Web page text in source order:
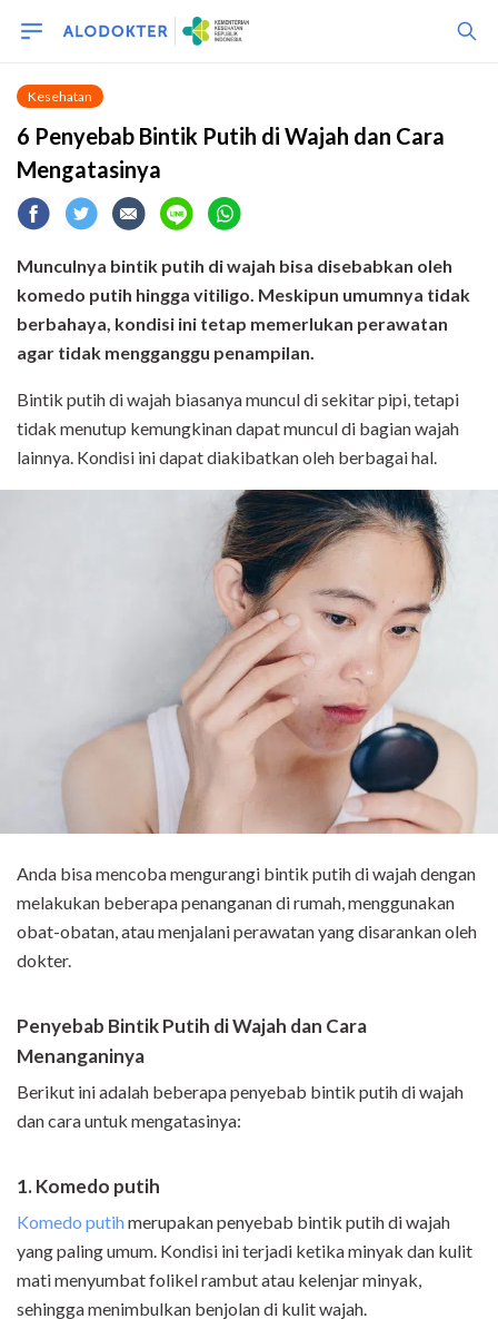
Kesehatan
6 Penyebab Bintik Putih di Wajah dan Cara
Mengatasinya
Munculnya bintik putih di wajah bisa disebabkan oleh
komedo putih hingga vitiligo. Meskipun umumnya tidak
berbahaya, kondisi ini tetap memerlukan perawatan
agar tidak mengganggu penampilan.
Bintik putih di wajah biasanya muncul di sekitar pipi, tetapi
tidak menutup kemungkinan dapat muncul di bagian wajah
lainnya. Kondisi ini dapat diakibatkan oleh berbagai hal.
Anda bisa mencoba mengurangi bintik putih di wajah dengan
melakukan beberapa penanganan di rumah, menggunakan
obat-obatan, atau menjalani perawatan yang disarankan oleh
dokter.
Penyebab Bintik Putih di Wajah dan Cara
Menanganinya
Berikut ini adalah beberapa penyebab bintik putih di wajah
dan cara untuk mengatasinya:
1. Komedo putih
Komedo putihmerupakan penyebab bintik putih di wajah
yang paling umum. Kondisi ini terjadi ketika minyak dan kulit
mati menyumbat folikel rambut atau kelenjar minyak,
sehingga menimbulkan benjolan di kulit wajah.